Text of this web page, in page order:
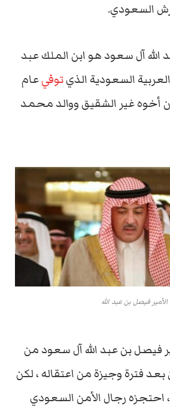
السعودي.
الله آل سعود هو ابن الملك عبد
السعودية الذيتوفيعام
أخوه غير الشقيق ووالد محمد
الأمير فيصل بن عبد الله
فيصل بن عبد الله آل سعود من
بعد فترة وجيزة من اعتقاله ، لكن
في 27 مارس 2020 ، احتجزه رجال الأمن السعودي